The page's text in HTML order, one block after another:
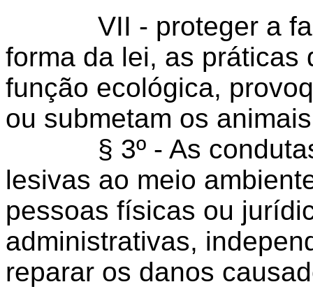
VII - proteger a
forma da lei, as práticas
função ecológica,
ou submetam os
§ 3º - As condutas
lesivas ao meio
pessoas físicas ou
administrativas,
reparar os danos